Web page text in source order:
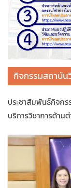
กิจกรรมสถาบั
ประชาสัมพันธ์กิจก
บริการวิชาการด้า